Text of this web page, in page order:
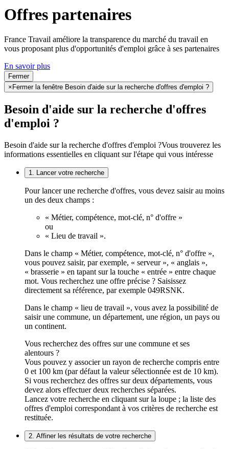
Offres partenaires
France Travail améliore la transparence du marché du travail en
vous proposant plus d'opportunités d'emploi grâce à ses partenaires
En savoir plus
Fermer
× Fermer la fenêtre Besoin d'aide sur la recherche d'offres d'emploi ?
Besoin d'aide sur la recherche d'offres
d'emploi ?
Besoin d'aide sur la recherche d'offres d'emploi ?Vous trouverez les
informations essentielles en cliquant sur l'étape qui vous intéresse
1. Lancer votre recherche
Pour lancer une recherche d'offres, vous devez saisir au moins
un des deux champs :
« Métier, compétence, mot-clé, n° d'offre »
ou
« Lieu de travail ».
Dans le champ « Métier, compétence, mot-clé, n° d'offre »,
vous pouvez saisir, par exemple, « serveur », « anglais »,
« brasserie » en tapant sur la touche « entrée » entre chaque
mot. Vous recherchez une offre précise ? Saisissez
directement sa référence, par exemple 049RSNK.
Dans le champ « lieu de travail », vous avez la possibilité de
saisir une commune, un département, une région, un pays ou
un continent.
Vous recherchez des offres sur une commune et ses
alentours ?
Vous pouvez y associer un rayon de recherche compris entre
0 et 100 km (par défaut la valeur sélectionnée est de 10 km).
Si vous recherchez des offres sur deux départements, vous
devez alors effectuer deux recherches séparées.
Lancez votre recherche en cliquant sur la loupe ; la liste des
offres d'emploi correspondant à vos critères de recherche est
restituée.
2. Affiner les résultats de votre recherche